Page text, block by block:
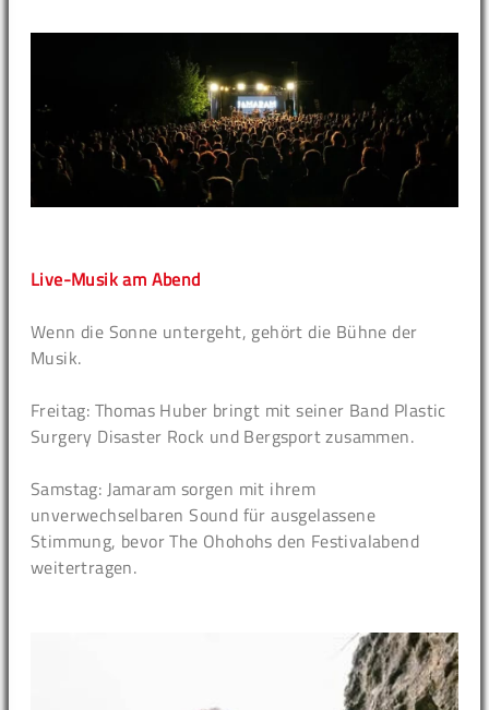
Live-Musik am Abend
Wenn die Sonne untergeht, gehört die Bühne der
Musik.
Freitag: Thomas Huber bringt mit seiner Band Plastic
Surgery Disaster Rock und Bergsport zusammen.
Samstag: Jamaram sorgen mit ihrem
unverwechselbaren Sound für ausgelassene
Stimmung, bevor The Ohohohs den Festivalabend
weitertragen.